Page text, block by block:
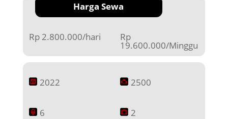
Harga Sewa
Rp 2.800.000/hari Rp
19.600.000/Minggu
2022 2500
6 2